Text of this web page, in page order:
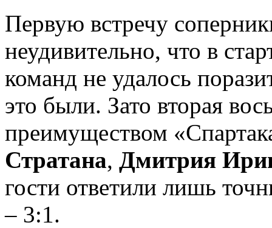
Первую встречу
неудивительно, что в
команд не удалось
это были. Зато вторая
преимуществом
Стратана, Дмитрия
гости ответили лишь
– 3:1.